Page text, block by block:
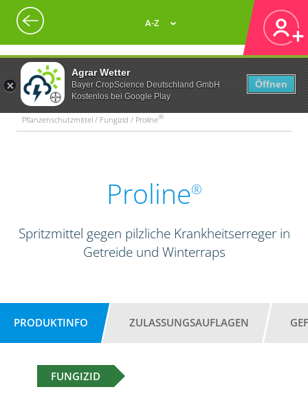
Agrar Wetter
Bayer CropScience Deutschland GmbH
Kostenlos bei Google Play
Öffnen
A-Z
Pflanzenschutzmittel / Fungizid / Proline®
Proline®
Spritzmittel gegen pilzliche Krankheitserreger in
Getreide und Winterraps
PRODUKTINFO ZULASSUNGSAUFLAGEN
FUNGIZID